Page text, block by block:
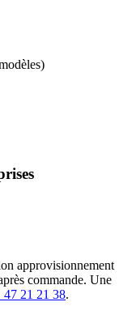
approvisionnement
commande. Une
47 21 21 38.